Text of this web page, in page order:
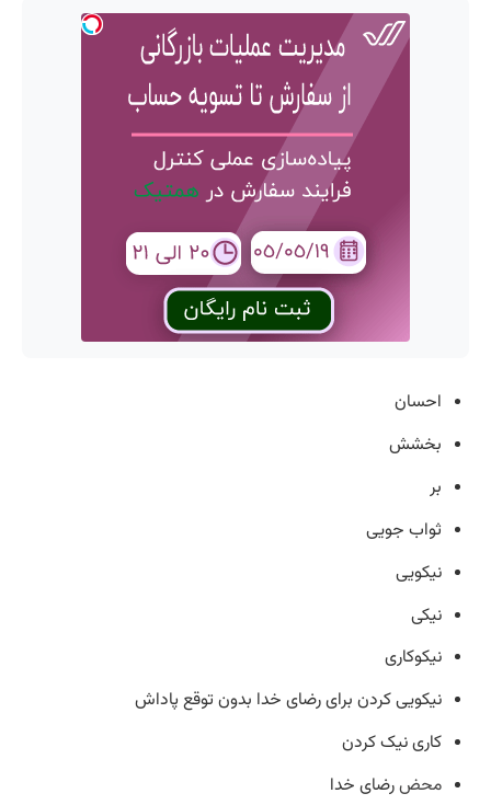
احسان
بخشش
بر
ثواب جویی
نیکویی
نیکی
نیکوکاری
نیکویی کردن برای رضای خدا بدون توقع پاداش
کاری نیک کردن
محضرضای خدا